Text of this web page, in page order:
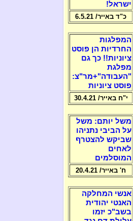
ישראל!
כ"ד באייר/ 6.5.21
המפלגות
החרדיות הן פוסט
ציוניות!! כך גם
מפלגת
"העבודה"+מר"צ:
פוסט ציוניות
י"ח באייר/ 30.4.21
משל יותם: משל
על הביבי נתניהו
שביקש להצטרף
לאחים
המוסלמים
ח' באייר/ 20.4.21
אנשי המחלקה
האנטי יהודית
בשב"כ יזמו